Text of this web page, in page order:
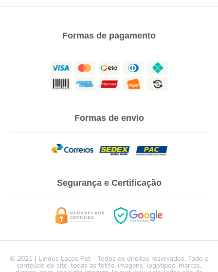
Formas de pagamento
Formas de envio
Segurança e Certificação
© 2021 | Lindos Laços Pet - Todos os direitos reservados. Todo o
conteúdo do site, todas as fotos, imagens, logotipos, marcas,